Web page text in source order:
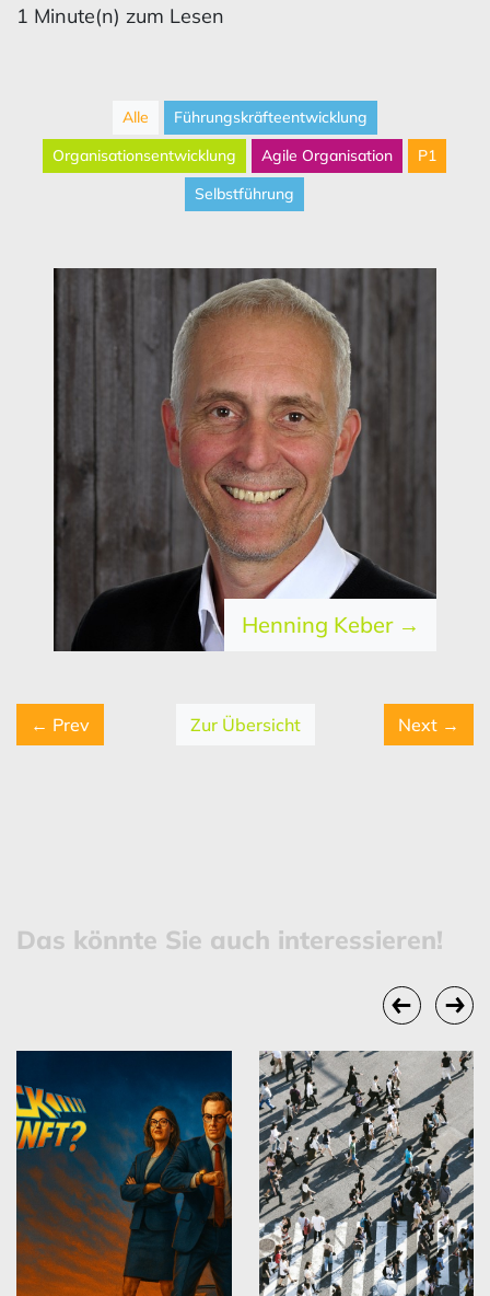
1 Minute(n) zum Lesen
Alle
Führungskräfteentwicklung
Organisationsentwicklung
Agile Organisation
P1
Selbstführung
Henning Keber →
← Prev Zur Übersicht Next →
Das könnte Sie auch interessieren!